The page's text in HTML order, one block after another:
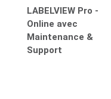
LABELVIEW Pro -
Online avec
Maintenance &
Support